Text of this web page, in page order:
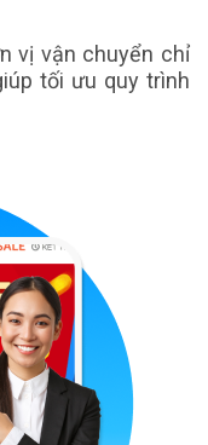
vị vận chuyển chỉ
tối ưu quy trình